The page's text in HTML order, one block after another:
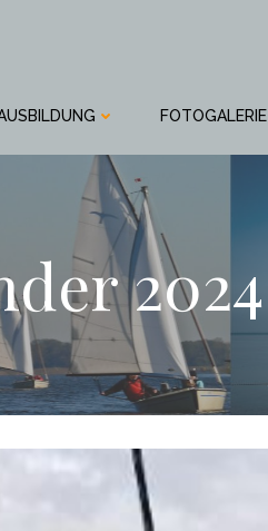
FOTOGALERIE
2024